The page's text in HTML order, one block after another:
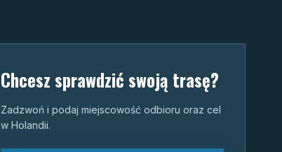
Chcesz sprawdzić swoją trasę?
Zadzwoń i podaj miejscowość odbioru oraz cel
w Holandii.